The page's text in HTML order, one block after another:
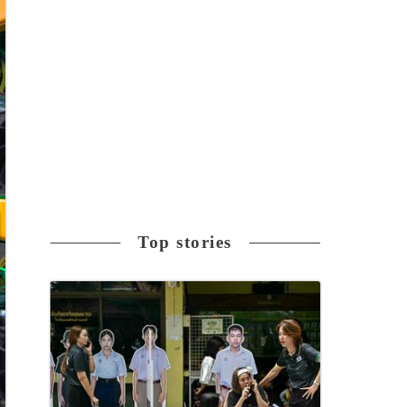
Top stories